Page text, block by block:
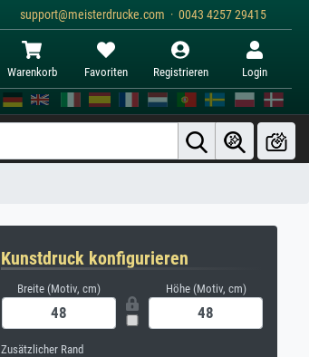
support@meisterdrucke.com · 0043 4257 29415
Warenkorb Favoriten Registrieren Login
Kunstdruck konfigurieren
Breite (Motiv, cm) Höhe (Motiv, cm)
Zusätzlicher Rand